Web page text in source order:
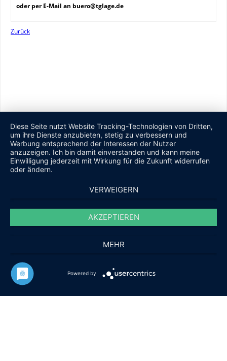
oder per E-Mail an buero@tglage.de
Zurück
Diese Seite nutzt Website Tracking-Technologien von Dritten,
um ihre Dienste anzubieten, stetig zu verbessern und
Werbung entsprechend der Interessen der Nutzer
anzuzeigen. Ich bin damit einverstanden und kann meine
Einwilligung jederzeit mit Wirkung für die Zukunft widerrufen
oder ändern.
VERWEIGERN
AKZEPTIEREN
MEHR
Powered by